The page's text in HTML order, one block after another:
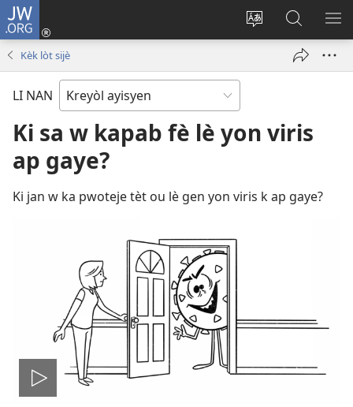
JW.ORG
Chanje
Konekte
(opens
Fè
rechèch
sou
Kèk lòt sijè
LI NAN
Ki sa w kapab fè lè yon viris
ap gaye?
Ki jan w ka pwoteje tèt ou lè gen yon viris k ap gaye?
Jwe